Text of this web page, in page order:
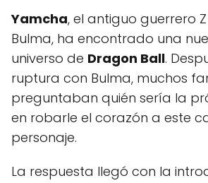
Yamcha, el antiguo guerrero
Bulma, ha encontrado una
universo de Dragon Ball.
ruptura con Bulma, muchos
preguntaban quién sería la
en robarle el corazón a este
personaje.
La respuesta llegó con la